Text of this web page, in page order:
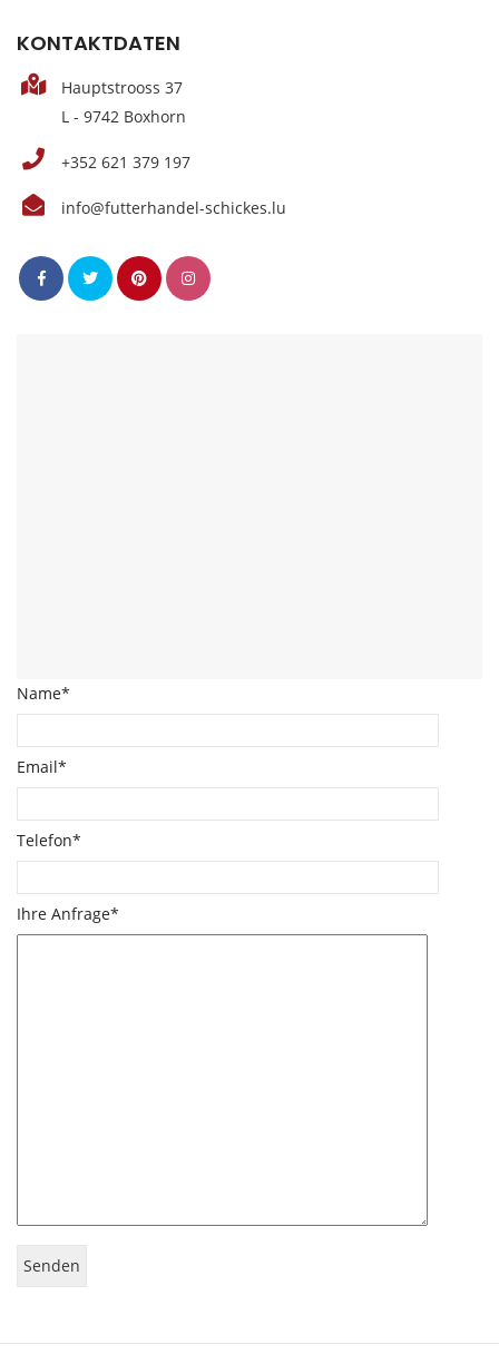
KONTAKTDATEN
Hauptstrooss 37
L - 9742 Boxhorn
+352 621 379 197
info@futterhandel-schickes.lu
Name*
Email*
Telefon*
Ihre Anfrage*